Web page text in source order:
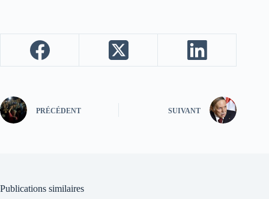
PRÉCÉDENT SUIVANT
Publications similaires